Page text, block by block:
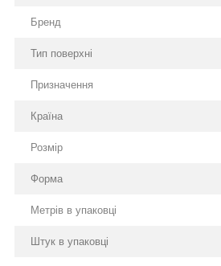
Бренд
Тип поверхні
Призначення
Країна
Розмір
Форма
Метрів в упаковці
Штук в упаковці